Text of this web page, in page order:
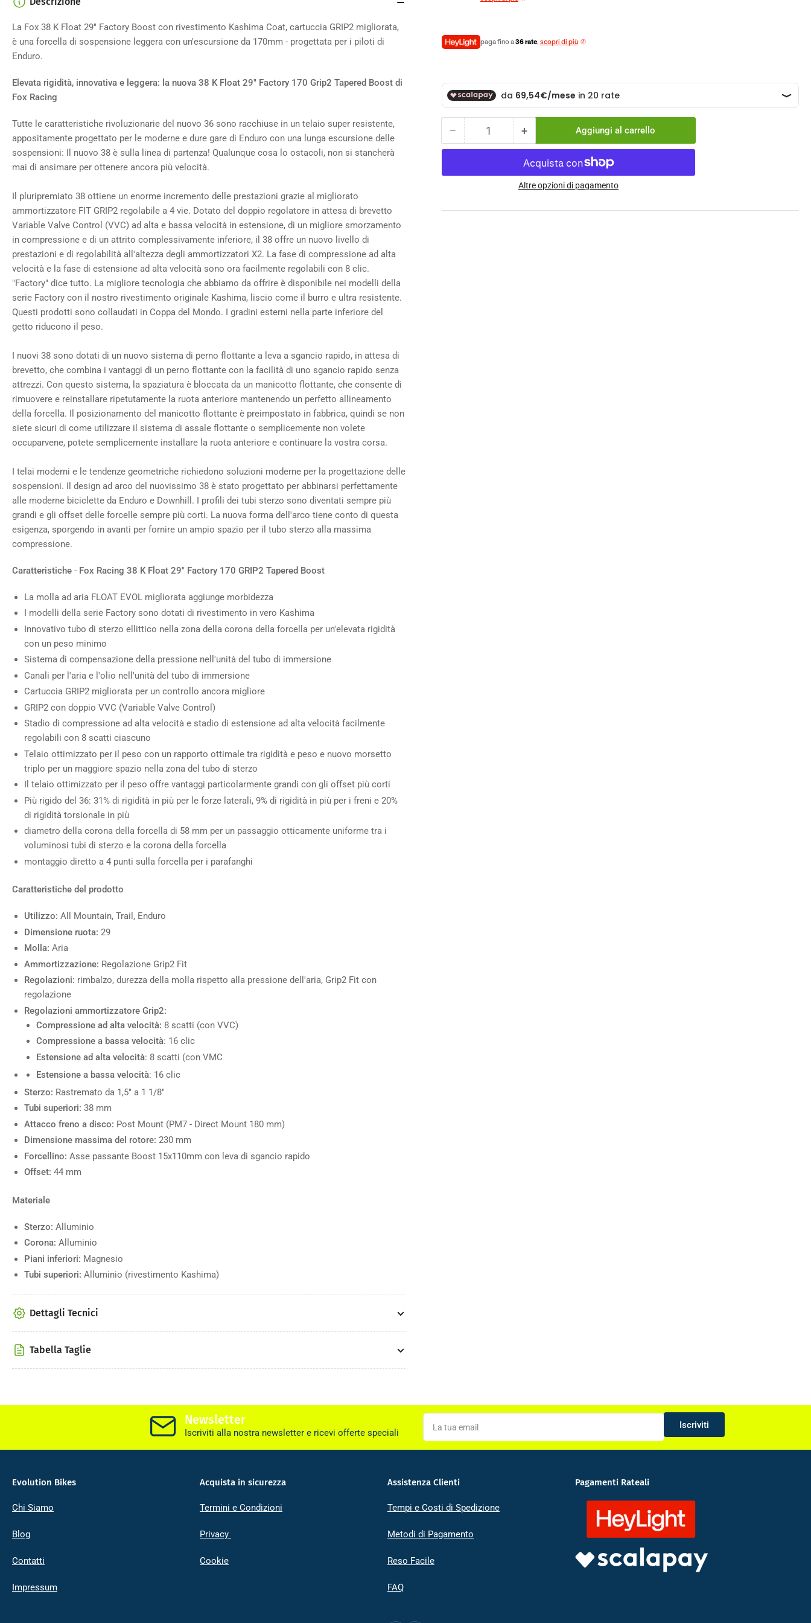
Carica
4
nella
galleria
paga fino a36 rate, scopri di più
− Diminuisci
la
per
38
Quantità +Aumenta
la
quantità
per
Forcella
38
Aggiungi al carrello
Altre opzioni di pagamento
La Fox 38 K Float 29" Factory Boost con rivestimento Kashima Coat, cartuccia GRIP2 migliorata,
è una forcella di sospensione leggera con un'escursione da 170mm - progettata per i piloti di
Enduro.
Elevata rigidità, innovativa e leggera: la nuova 38 K Float 29" Factory 170 Grip2 Tapered Boost di
Fox Racing
Tutte le caratteristiche rivoluzionarie del nuovo 36 sono racchiuse in un telaio super resistente,
appositamente progettato per le moderne e dure gare di Enduro con una lunga escursione delle
sospensioni: Il nuovo 38 è sulla linea di partenza! Qualunque cosa lo ostacoli, non si stancherà
mai di ansimare per ottenere ancora più velocità.
Il pluripremiato 38 ottiene un enorme incremento delle prestazioni grazie al migliorato
ammortizzatore FIT GRIP2 regolabile a 4 vie. Dotato del doppio regolatore in attesa di brevetto
Variable Valve Control (VVC) ad alta e bassa velocità in estensione, di un migliore smorzamento
in compressione e di un attrito complessivamente inferiore, il 38 offre un nuovo livello di
prestazioni e di regolabilità all'altezza degli ammortizzatori X2. La fase di compressione ad alta
velocità e la fase di estensione ad alta velocità sono ora facilmente regolabili con 8 clic.
"Factory" dice tutto. La migliore tecnologia che abbiamo da offrire è disponibile nei modelli della
serie Factory con il nostro rivestimento originale Kashima, liscio come il burro e ultra resistente.
Questi prodotti sono collaudati in Coppa del Mondo. I gradini esterni nella parte inferiore del
getto riducono il peso.
I nuovi 38 sono dotati di un nuovo sistema di perno flottante a leva a sgancio rapido, in attesa di
brevetto, che combina i vantaggi di un perno flottante con la facilità di uno sgancio rapido senza
attrezzi. Con questo sistema, la spaziatura è bloccata da un manicotto flottante, che consente di
rimuovere e reinstallare ripetutamente la ruota anteriore mantenendo un perfetto allineamento
della forcella. Il posizionamento del manicotto flottante è preimpostato in fabbrica, quindi se non
siete sicuri di come utilizzare il sistema di assale flottante o semplicemente non volete
occuparvene, potete semplicemente installare la ruota anteriore e continuare la vostra corsa.
I telai moderni e le tendenze geometriche richiedono soluzioni moderne per la progettazione delle
sospensioni. Il design ad arco del nuovissimo 38 è stato progettato per abbinarsi perfettamente
alle moderne biciclette da Enduro e Downhill. I profili dei tubi sterzo sono diventati sempre più
grandi e gli offset delle forcelle sempre più corti. La nuova forma dell'arco tiene conto di questa
esigenza, sporgendo in avanti per fornire un ampio spazio per il tubo sterzo alla massima
compressione.
Caratteristiche - Fox Racing 38 K Float 29" Factory 170 GRIP2 Tapered Boost
La molla ad aria FLOAT EVOL migliorata aggiunge morbidezza
I modelli della serie Factory sono dotati di rivestimento in vero Kashima
Innovativo tubo di sterzo ellittico nella zona della corona della forcella per un'elevata rigidità
con un peso minimo
Sistema di compensazione della pressione nell'unità del tubo di immersione
Canali per l'aria e l'olio nell'unità del tubo di immersione
Cartuccia GRIP2 migliorata per un controllo ancora migliore
GRIP2 con doppio VVC (Variable Valve Control)
Stadio di compressione ad alta velocità e stadio di estensione ad alta velocità facilmente
regolabili con 8 scatti ciascuno
Telaio ottimizzato per il peso con un rapporto ottimale tra rigidità e peso e nuovo morsetto
triplo per un maggiore spazio nella zona del tubo di sterzo
Il telaio ottimizzato per il peso offre vantaggi particolarmente grandi con gli offset più corti
Più rigido del 36: 31% di rigidità in più per le forze laterali, 9% di rigidità in più per i freni e 20%
di rigidità torsionale in più
diametro della corona della forcella di 58 mm per un passaggio otticamente uniforme tra i
voluminosi tubi di sterzo e la corona della forcella
montaggio diretto a 4 punti sulla forcella per i parafanghi
Caratteristiche del prodotto
Utilizzo: All Mountain, Trail, Enduro
Dimensione ruota: 29
Molla: Aria
Ammortizzazione: Regolazione Grip2 Fit
Regolazioni: rimbalzo, durezza della molla rispetto alla pressione dell'aria, Grip2 Fit con
regolazione
Regolazioni ammortizzatore Grip2:
Compressione ad alta velocità: 8 scatti (con VVC)
Compressione a bassa velocità: 16 clic
Estensione ad alta velocità: 8 scatti (con VMC
Estensione a bassa velocità: 16 clic
Sterzo: Rastremato da 1,5" a 1 1/8"
Tubi superiori: 38 mm
Attacco freno a disco: Post Mount (PM7 - Direct Mount 180 mm)
Dimensione massima del rotore: 230 mm
Forcellino: Asse passante Boost 15x110mm con leva di sgancio rapido
Offset: 44 mm
Materiale
Sterzo: Alluminio
Corona: Alluminio
Piani inferiori: Magnesio
Tubi superiori: Alluminio (rivestimento Kashima)
Dettagli Tecnici
Tabella Taglie
Newsletter
Iscriviti alla nostra newsletter e ricevi offerte speciali
La
tua
email
Iscriviti
Evolution Bikes
Chi Siamo
Blog
Contatti
Impressum
Acquista in sicurezza
Termini e Condizioni
Privacy
Cookie
Assistenza Clienti
Tempi e Costi di Spedizione
Metodi di Pagamento
Reso Facile
FAQ
Pagamenti Rateali